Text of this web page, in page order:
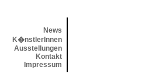
News
K�nstlerInnen
Ausstellungen
Kontakt
Impressum